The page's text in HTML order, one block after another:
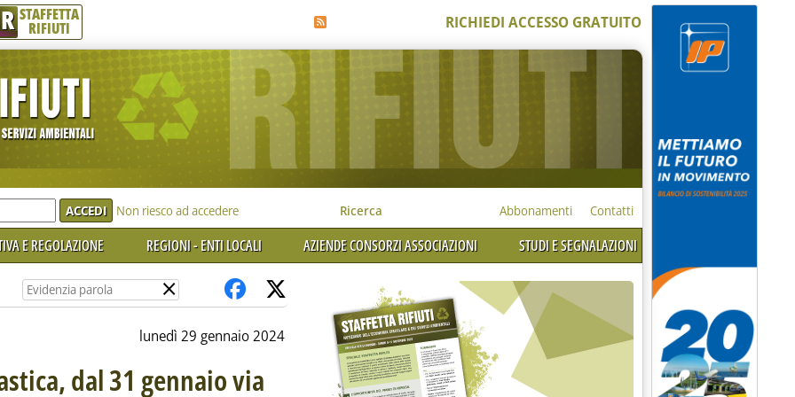
R STAFFETTA
RIFIUTI RICHIEDI ACCESSO GRATUITO
Non riesco ad accedere Ricerca Abbonamenti Contatti
E REGOLAZIONE REGIONI - ENTI LOCALI AZIENDE CONSORZI ASSOCIAZIONI STUDI E SEGNALAZIONI
×
lunedì 29 gennaio 2024
dal 31 gennaio via